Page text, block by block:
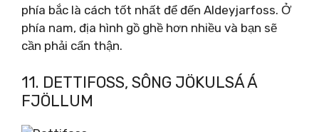
phía bắc là cách tốt nhất để đến Aldeyjarfoss. Ở
phía nam, địa hình gồ ghề hơn nhiều và bạn sẽ
cần phải cẩn thận.
11. DETTIFOSS, SÔNG JÖKULSÁ Á
FJÖLLUM